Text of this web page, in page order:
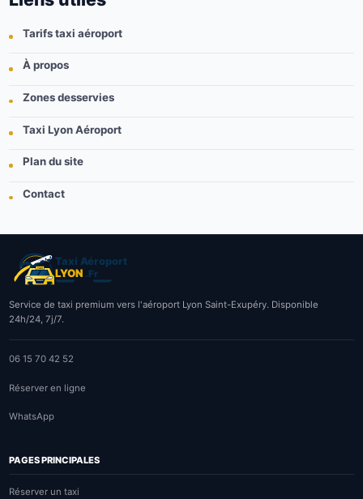
Tarifs taxi aéroport
À propos
Zones desservies
Taxi Lyon Aéroport
Plan du site
Contact
Service de taxi premium vers l'aéroport Lyon Saint-Exupéry. Disponible
24h/24, 7j/7.
06 15 70 42 52
Réserver en ligne
WhatsApp
PAGES PRINCIPALES
Réserver un taxi